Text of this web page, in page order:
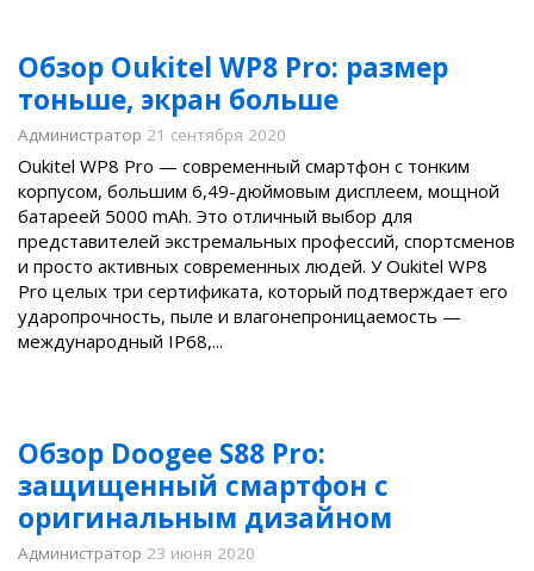
Обзор Oukitel WP8 Pro: размер
тоньше, экран больше
Администратор 21 сентября 2020
Oukitel WP8 Pro — современный смартфон с тонким
корпусом, большим 6,49-дюймовым дисплеем, мощной
батареей 5000 mAh. Это отличный выбор для
представителей экстремальных профессий, спортсменов
и просто активных современных людей. У Oukitel WP8
Pro целых три сертификата, который подтверждает его
ударопрочность, пыле и влагонепроницаемость —
международный IP68,...
Обзор Doogee S88 Pro:
защищенный смартфон с
оригинальным дизайном
Администратор 23 июня 2020